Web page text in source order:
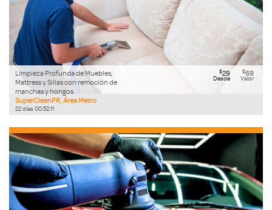
Limpieza Profunda de Muebles,
Mattress y Sillas con remoción de
manchas y hongos
SuperCleanPR, Área Metro
22días 00:52:09
$29
Desde
$69
Valor